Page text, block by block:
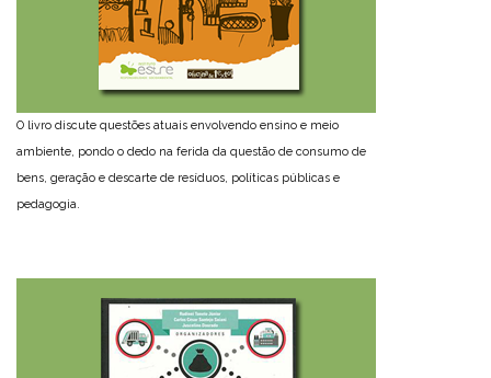
O livro discute questões atuais envolvendo ensino e meio
ambiente, pondo o dedo na ferida da questão de consumo de
bens, geração e descarte de resíduos, políticas públicas e
pedagogia.